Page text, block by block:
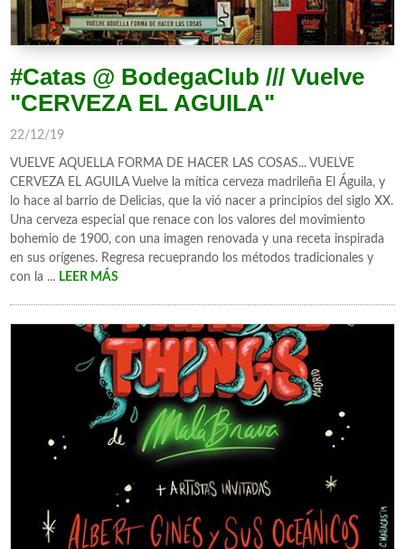
#Catas @ BodegaClub /// Vuelve
"CERVEZA EL AGUILA"
22/12/19
VUELVE AQUELLA FORMA DE HACER LAS COSAS... VUELVE
CERVEZA EL AGUILA Vuelve la mítica cerveza madrileña El Águila, y
lo hace al barrio de Delicias, que la vió nacer a principios del siglo XX.
Una cerveza especial que renace con los valores del movimiento
bohemio de 1900, con una imagen renovada y una receta inspirada
en sus orígenes. Regresa recueprando los métodos tradicionales y
con la ... LEER MÁS